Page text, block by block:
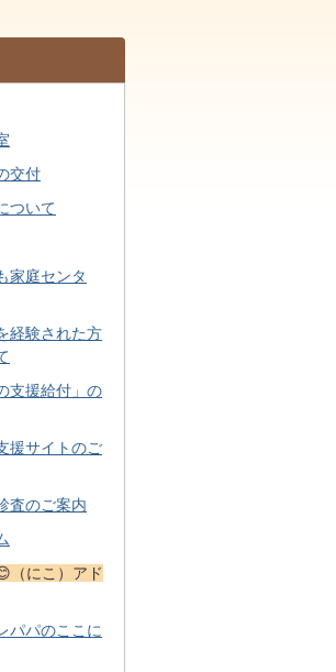
交付
ついて
家庭センタ
経験された方
支援給付」の
援サイトのご
査のご案内
（にこ）アド
パパのここに